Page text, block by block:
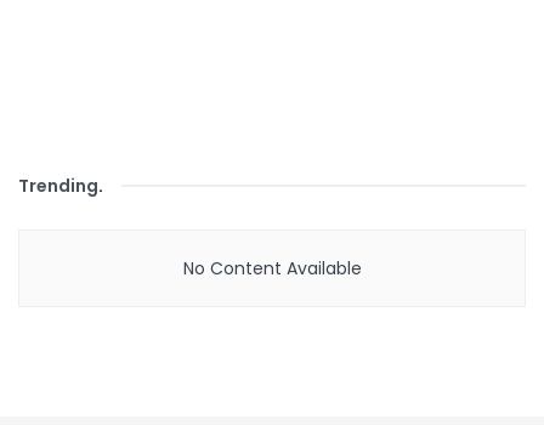
Trending.
No Content Available